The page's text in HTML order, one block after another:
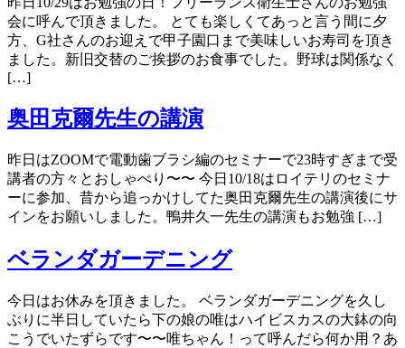
会に呼んで頂きました。 とても楽しくてあっと言う間に夕
方、G社さんのお迎えで甲子園口まで美味しいお寿司を頂き
ました。新旧交替のご挨拶のお食事でした。野球は関係なく
[…]
奥田克爾先生の講演
昨日はZOOMで電動歯ブラシ編のセミナーで23時すぎまで受
講者の方々とおしゃべり〜〜 今日10/18はロイテリのセミナ
ーに参加、昔から追っかけしてた奥田克爾先生の講演後にサ
インをお願いしました。鴨井久一先生の講演もお勉強 […]
ベランダガーデニング
今日はお休みを頂きました。 ベランダガーデニングを久し
ぶりに半日していたら下の娘の唯はハイビスカスの大鉢の向
こうでいたずらです〜〜唯ちゃん！って呼んだら何か用？あ